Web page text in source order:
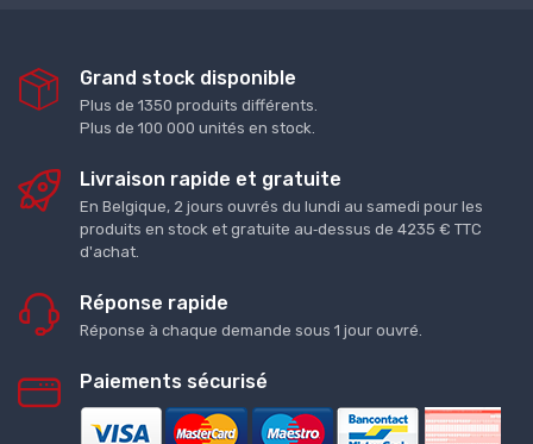
Grand stock disponible
Plus de 1350 produits différents.
Plus de 100 000 unités en stock.
Livraison rapide et gratuite
En Belgique, 2 jours ouvrés du lundi au samedi pour les
produits en stock et gratuite au‑dessus de 4235 € TTC
d'achat.
Réponse rapide
Réponse à chaque demande sous 1 jour ouvré.
Paiements sécurisé